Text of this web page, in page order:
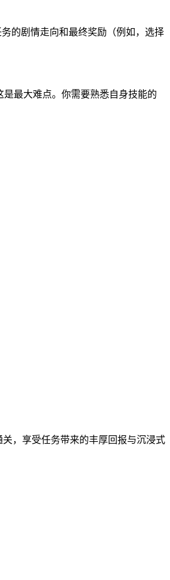
的剧情走向和最终奖励（例如，选择
是最大难点。你需要熟悉自身技能的
，享受任务带来的丰厚回报与沉浸式